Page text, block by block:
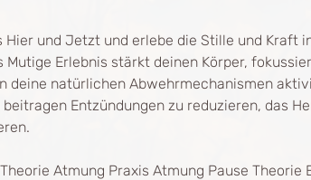
und Jetzt und erlebe die Stille und Kraft
Erlebnis stärkt deinen Körper,
deine natürlichen Abwehrmechanismen
Entzündungen zu reduzieren, das
Atmung Praxis Atmung Pause Theorie